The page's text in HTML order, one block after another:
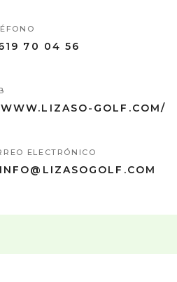
70 04 56
WWW.LIZASO-GOLF.COM/
ELECTRÓNICO
INFO@LIZASOGOLF.COM